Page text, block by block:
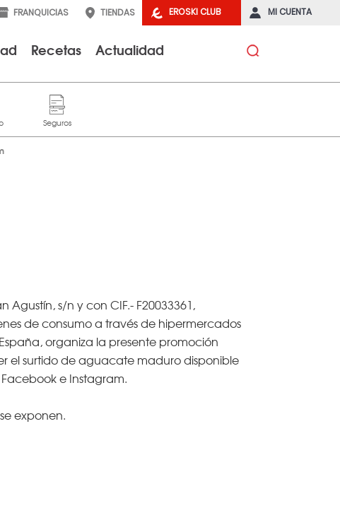
EROSKI CLUB MI CUENTA
FRANQUICIAS TIENDAS
Recetas Actualidad
Agustín, s/n y con CIF.- F20033361,
de consumo a través de hipermercados
organiza la presente promoción
el surtido de aguacate maduro disponible
e Instagram.
exponen.